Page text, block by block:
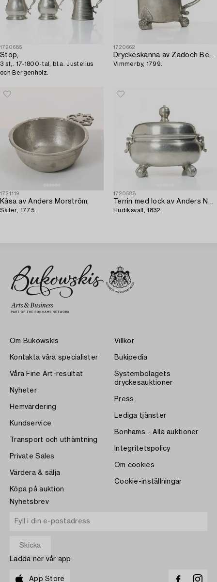
1720685
Stop,
3 st,. 17-1800-tal, bl.a. Justelius
och Bergenholz.
1720662
Dryckeskanna av Zadoch Bergenholtz,
Vimmerby, 1799.
1721119
Kåsa av Anders Morström,
Säter, 1775.
1720588
Terrin med lock av Anders Näsman,
Hudiksvall, 1832.
Om Bukowskis
Kontakta våra specialister
Våra Fine Art-resultat
Nyheter
Hemvärdering
Kundservice
Transport och uthämtning
Private Sales
Värdera & sälja
Köpa på auktion
Villkor
Bukipedia
Systembolagets
dryckesauktioner
Press
Lediga tjänster
Bonhams - Alla auktioner
Integritetspolicy
Om cookies
Cookie-inställningar
Nyhetsbrev
Ladda ner vår app
App Store